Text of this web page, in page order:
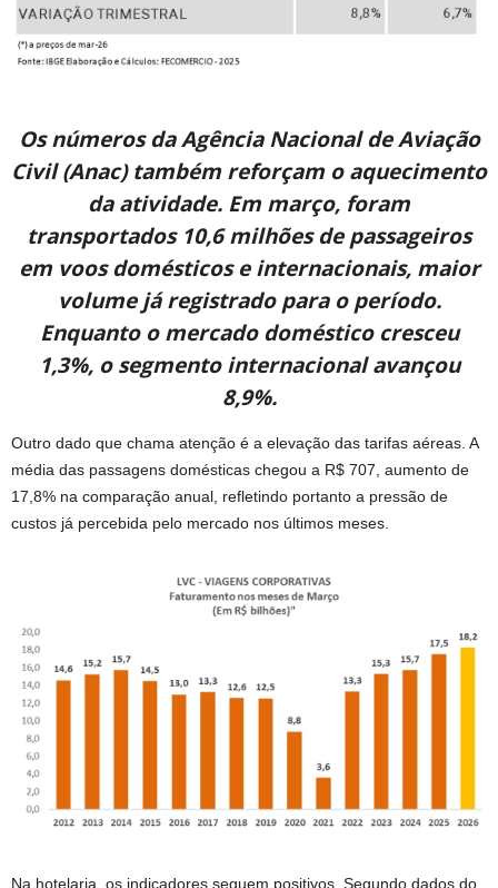
Os números da Agência Nacional de Aviação
Civil (Anac) também reforçam o aquecimento
da atividade. Em março, foram
transportados 10,6 milhões de passageiros
em voos domésticos e internacionais, maior
volume já registrado para o período.
Enquanto o mercado doméstico cresceu
1,3%, o segmento internacional avançou
8,9%.
Outro dado que chama atenção é a elevação das tarifas aéreas. A
média das passagens domésticas chegou a R$ 707, aumento de
17,8% na comparação anual, refletindo portanto a pressão de
custos já percebida pelo mercado nos últimos meses.
Na hotelaria, os indicadores seguem positivos. Segundo dados do